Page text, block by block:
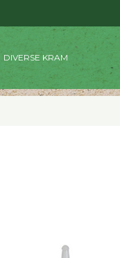
DIVERSE KRAM